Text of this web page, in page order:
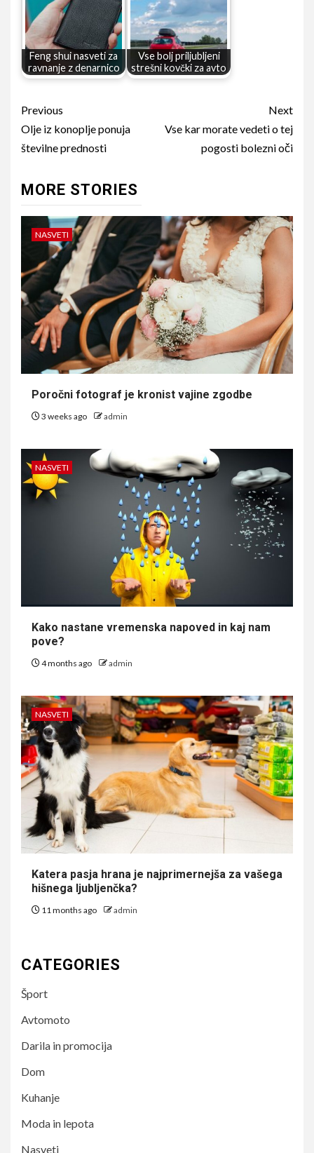
Feng shui nasveti za
ravnanje z denarnico
Vse bolj priljubljeni
strešni kovčki za avto
Continue
Reading
Previous
Olje iz konoplje ponuja
številne prednosti
Next
Vse kar morate vedeti o tej
pogosti bolezni oči
MORE STORIES
NASVETI
Poročni fotograf je kronist vajine zgodbe
3 weeks ago admin
NASVETI
Kako nastane vremenska napoved in kaj nam
pove?
4 months ago admin
NASVETI
Katera pasja hrana je najprimernejša za vašega
hišnega ljubljenčka?
11 months ago admin
CATEGORIES
Šport
Avtomoto
Darila in promocija
Dom
Kuhanje
Moda in lepota
Nasveti